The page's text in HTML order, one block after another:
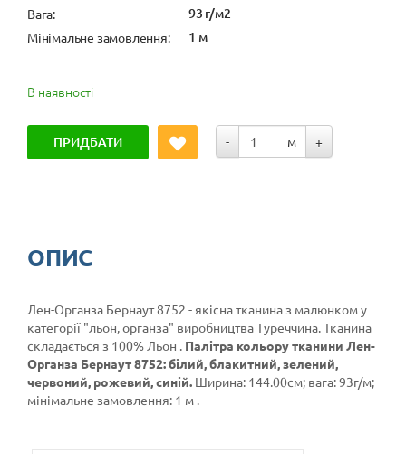
Вага: 93 г/м2
Мінімальне замовлення: 1 м
В наявності
ПРИДБАТИ - м +
ОПИС
Лен-Органза Бернаут 8752 - якісна тканина з малюнком у
категорії "льон, органза" виробництва Туреччина. Тканина
складається з 100% Льон . Палітра кольору тканини Лен-
Органза Бернаут 8752: білий, блакитний, зелений,
червоний, рожевий, синій. Ширина: 144.00см; вага: 93г/м;
мінімальне замовлення: 1 м .